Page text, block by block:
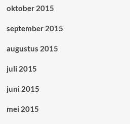
oktober 2015
september 2015
augustus 2015
juli 2015
juni 2015
mei 2015